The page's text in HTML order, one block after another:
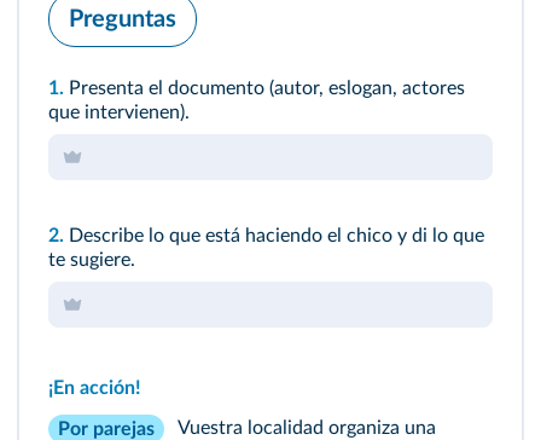
Preguntas
1. Presenta el documento (autor, eslogan, actores
que intervienen).
2. Describe lo que está haciendo el chico y di lo que
te sugiere.
¡En acción!
Por parejas
Vuestra localidad organiza una